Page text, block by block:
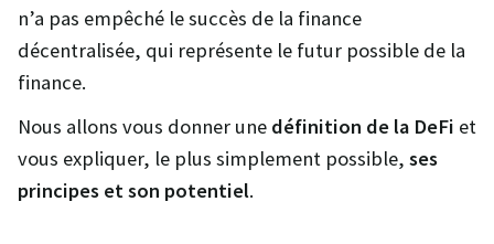
n’a pas empêché le succès de la finance
décentralisée, qui représente le futur possible de la
finance.
Nous allons vous donner une définition de la DeFi et
vous expliquer, le plus simplement possible, ses
principes et son potentiel.